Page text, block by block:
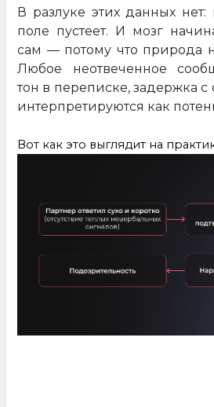
В разлуке этих данных
поле пустеет. И мозг
сам — потому что природа
Любое неотвеченное
тон в переписке, задержка
интерпретируются как
Вот как это выглядит на